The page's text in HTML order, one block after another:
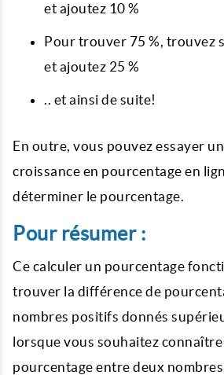
et ajoutez 10 %
Pour trouver 75 %, trouvez
et ajoutez 25 %
.. et ainsi de suite!
En outre, vous pouvez essayer
croissance en pourcentage en
déterminer le pourcentage.
Pour résumer :
Ce calculer un pourcentage
trouver la différence de
nombres positifs donnés
lorsque vous souhaitez connaître
pourcentage entre deux